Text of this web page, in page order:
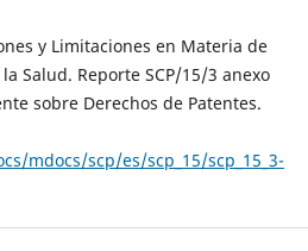
y Limitaciones en Materia de
Salud. Reporte SCP/15/3 anexo
sobre Derechos de Patentes.
mdocs/scp/es/scp_15/scp_15_3-